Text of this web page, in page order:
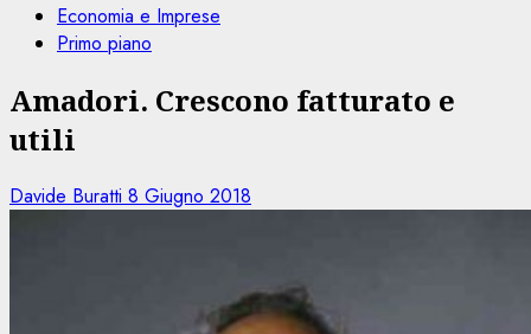
Economia e Imprese
Primo piano
Amadori. Crescono fatturato e
utili
Davide Buratti 8 Giugno 2018